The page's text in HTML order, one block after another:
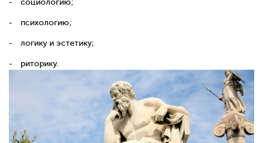
социологию;
психологию;
логику и эстетику;
риторику.